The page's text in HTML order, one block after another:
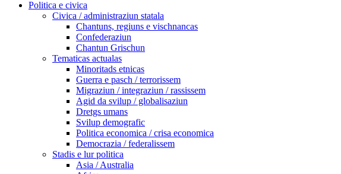
Politica e civica
Civica / administraziun statala
Chantuns, regiuns e vischnancas
Confederaziun
Chantun Grischun
Tematicas actualas
Minoritads etnicas
Guerra e pasch / terrorissem
Migraziun / integraziun / rassissem
Agid da svilup / globalisaziun
Dretgs umans
Svilup demografic
Politica economica / crisa economica
Democrazia / federalissem
Stadis e lur politica
Asia / Australia